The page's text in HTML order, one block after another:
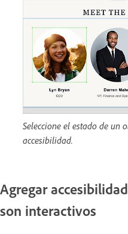
Seleccione el estado de un
accesibilidad.
Agregar
son interactivos